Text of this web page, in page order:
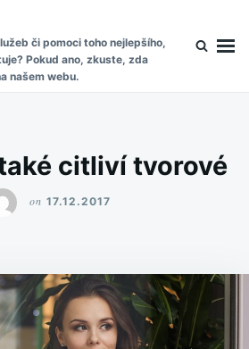
či pomoci toho nejlepšího,
Pokud ano, zkuste, zda
našem webu.
citliví tvorové
on 17.12.2017